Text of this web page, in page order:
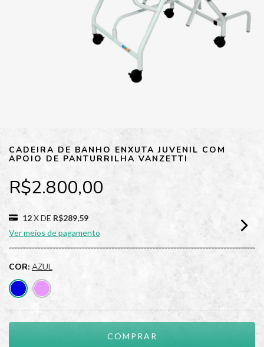
CADEIRA DE BANHO ENXUTA JUVENIL COM
APOIO DE PANTURRILHA VANZETTI
R$2.800,00
12X DE R$289,59
Ver meios de pagamento
COR: AZUL